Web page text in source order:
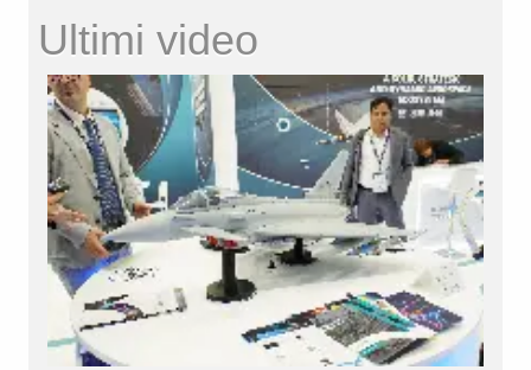
Ultimi video